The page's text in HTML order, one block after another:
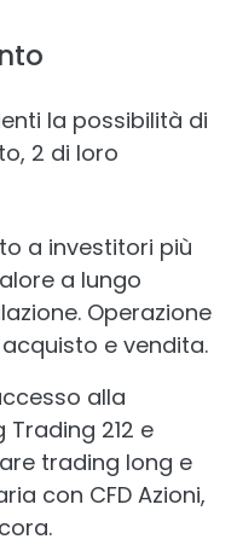
la possibilità di
2 di loro
a investitori più
a lungo
Operazione
e vendita.
alla
212 e
trading long e
con CFD Azioni,